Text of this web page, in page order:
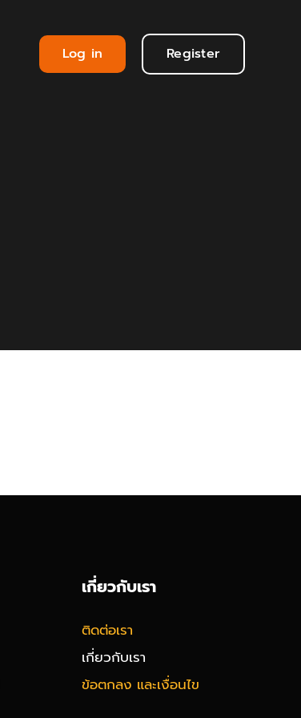
Log in Register
เกี่ยวกับเรา
ติดต่อเรา
เกี่ยวกับเรา
ข้อตกลง และเงื่อนไข